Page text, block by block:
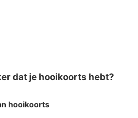
dat je hooikoorts hebt?
hooikoorts